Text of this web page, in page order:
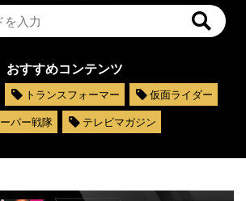
おすすめコンテンツ
トランスフォーマー
仮面ライダー
パー戦隊
テレビマガジン